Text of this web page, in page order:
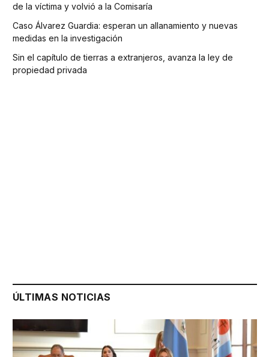
de la víctima y volvió a la Comisaría
Caso Álvarez Guardia: esperan un allanamiento y nuevas
medidas en la investigación
Sin el capítulo de tierras a extranjeros, avanza la ley de
propiedad privada
ÚLTIMAS NOTICIAS